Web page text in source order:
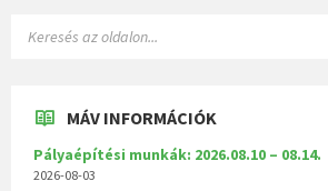
MÁV INFORMÁCIÓK
Pályaépítési munkák: 2026.08.10 – 08.14.
2026-08-03